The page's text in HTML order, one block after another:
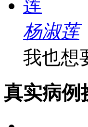
杨淑莲
我也想
真实病例